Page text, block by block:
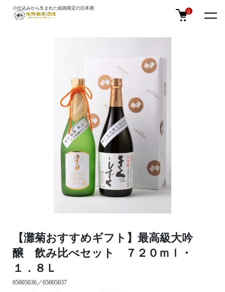
小仕込みから生まれた姫路限定の日本酒 0
TOP ギフト・贈答
【灘菊おすすめギフト】最高級大吟
醸 飲み比べセット ７２０ｍｌ・
１．８Ｌ
05005036／05005037